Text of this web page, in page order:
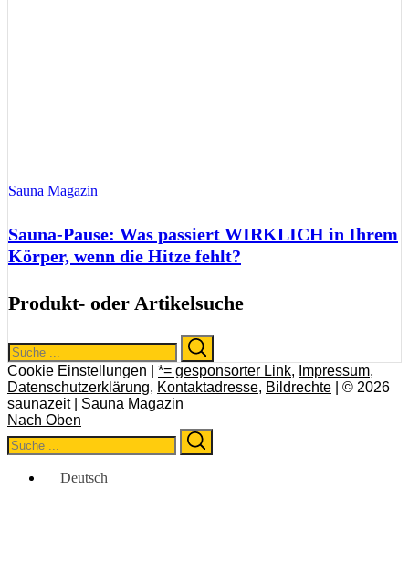
Sauna Magazin
Sauna-Pause: Was passiert WIRKLICH in Ihrem
Körper, wenn die Hitze fehlt?
Produkt- oder Artikelsuche
Search
for:
Cookie Einstellungen | *= gesponsorter Link, Impressum,
Datenschutzerklärung, Kontaktadresse, Bildrechte | © 2026
saunazeit | Sauna Magazin
Nach Oben
Search
for:
Deutsch